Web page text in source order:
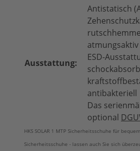
Ausstattung:
Antistatisch
atmungsaktiv
ESD-
antibakteriell
Das
optional
HKS SOLAR 1 MTP Sicherheitsschuhe für
Sicherheitsschuhe - lassen auch Sie sich